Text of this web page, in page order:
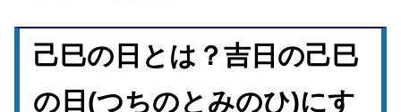
己巳の日とは？吉日の己巳
の日(つちのとみのひ)にす